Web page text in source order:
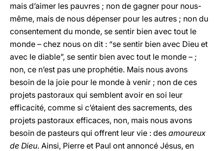
mais d’aimer les pauvres ; non de gagner pour nous-
même, mais de nous dépenser pour les autres ; non du
consentement du monde, se sentir bien avec tout le
monde – chez nous on dit : “se sentir bien avec Dieu et
avec le diable”, se sentir bien avec tout le monde – ;
non, ce n’est pas une prophétie. Mais nous avons
besoin de la joie pour le monde à venir ; non de ces
projets pastoraux qui semblent avoir en soi leur
efficacité, comme si c’étaient des sacrements, des
projets pastoraux efficaces, non, mais nous avons
besoin de pasteurs qui offrent leur vie : des amoureux
de Dieu. Ainsi, Pierre et Paul ont annoncé Jésus, en